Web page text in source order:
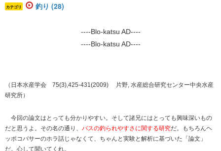
カテゴリ 釣り (28)
----Blo-katsu AD----
----Blo-katsu AD----
（日本水産学会 75(3),425-431(2009) 片野, 水産総合研究センター中央水産
研究所）
今回の論文はとっても分かりやすい。そして諸兄にはとっても興味深いもの
だと思うよ。その名の通り、 バスの釣られやすさに関する研究だ。もちろんヘ
ッポコバサーのホラ話じゃなくて、ちゃんと実験と解析に基づいた「論文」
だ。心して聞いてくれ。